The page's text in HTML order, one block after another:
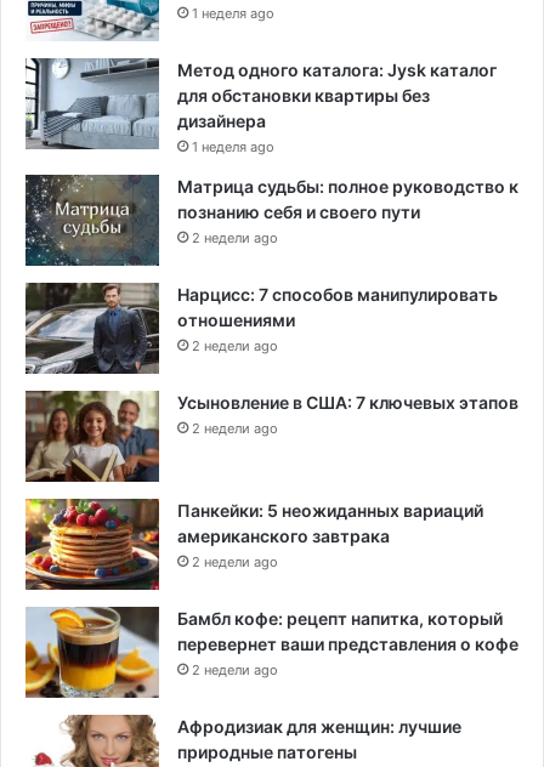
1 неделя ago
Метод одного каталога: Jysk каталог
для обстановки квартиры без
дизайнера
1 неделя ago
Матрица судьбы: полное руководство к
познанию себя и своего пути
2 недели ago
Нарцисс: 7 способов манипулировать
отношениями
2 недели ago
Усыновление в США: 7 ключевых этапов
2 недели ago
Панкейки: 5 неожиданных вариаций
американского завтрака
2 недели ago
Бамбл кофе: рецепт напитка, который
перевернет ваши представления о кофе
2 недели ago
Афродизиак для женщин: лучшие
природные патогены